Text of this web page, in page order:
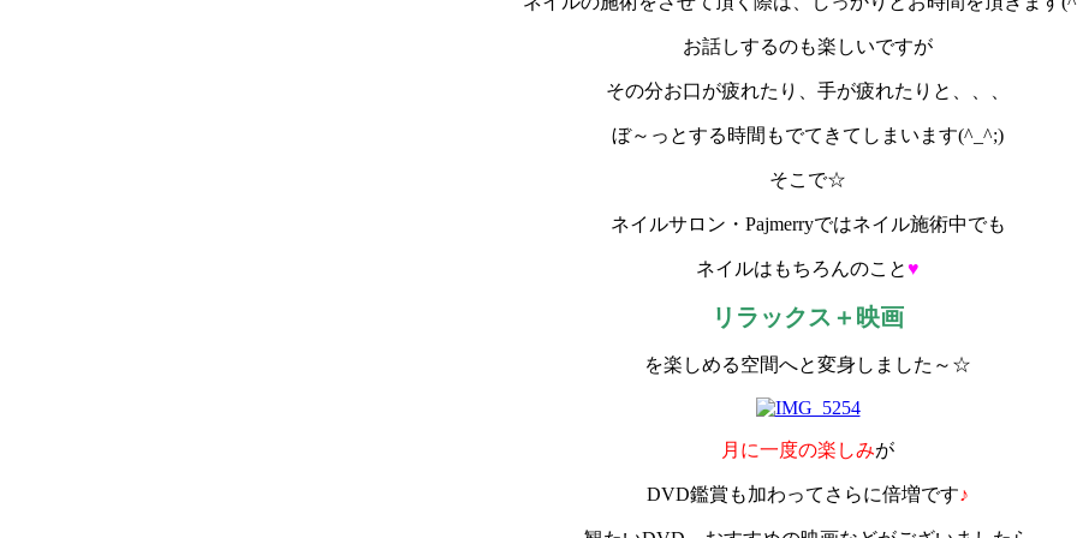
お話しするのも楽しいですが
その分お口が疲れたり、手が疲れたりと、、、
ぼ～っとする時間もでてきてしまいます(^_^;)
そこで☆
ネイルサロン・Pajmerryではネイル施術中でも
ネイルはもちろんのこと♥
リラックス＋映画
を楽しめる空間へと変身しました～☆
月に一度の楽しみが
DVD鑑賞も加わってさらに倍増です♪